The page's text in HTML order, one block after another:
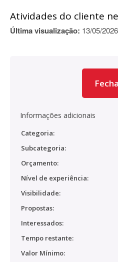
Atividades do cliente
Última visualização: 13/05/
Informações adicionais
Categoria:
Subcategoria:
Orçamento:
Nível de experiência:
Visibilidade:
Propostas:
Interessados:
Tempo restante:
Valor Mínimo: